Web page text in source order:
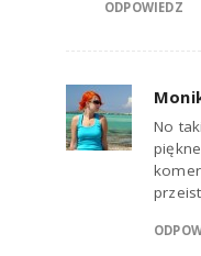
ODPOWIEDZ
No